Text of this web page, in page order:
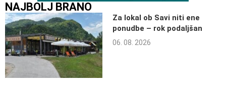
NAJBOLJ BRANO
Za lokal ob Savi niti ene
ponudbe – rok podaljšan
06. 08. 2026